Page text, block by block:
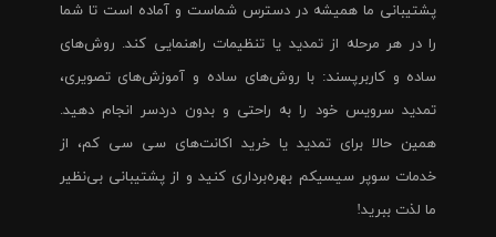
پشتیبانی ما همیشه در دسترس شماست و آماده است تا شما
را در هر مرحله از تمدید یا تنظیمات راهنمایی کند. روش‌های
ساده و کاربرپسند: با روش‌های ساده و آموزش‌های تصویری،
تمدید سرویس خود را به راحتی و بدون دردسر انجام دهید.
همین حالا برای تمدید یا خرید اکانت‌های سی سی کم، از
خدمات سوپر سیسیکم بهره‌برداری کنید و از پشتیبانی بی‌نظیر
ما لذت ببرید!